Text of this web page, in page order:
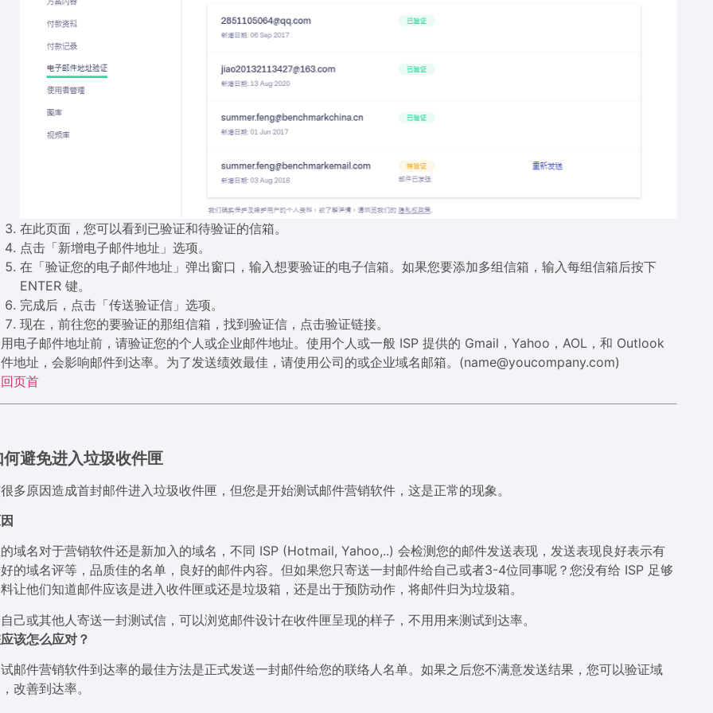
在此页面，您可以看到已验证和待验证的信箱。
点击「新增电子邮件地址」选项。
在「验证您的电子邮件地址」弹出窗口，输入想要验证的电子信箱。如果您要添加多组信箱，输入每组信箱后按下
ENTER 键。
完成后，点击「传送验证信」选项。
现在，前往您的要验证的那组信箱，找到验证信，点击验证链接。
电子邮件地址前，请验证您的个人或企业邮件地址。使用个人或一般 ISP 提供的 Gmail，Yahoo，AOL，和 Outlook
地址，会影响邮件到达率。为了发送绩效最佳，请使用公司的或企业域名邮箱。(name@youcompany.com)
页首
何避免进入垃圾收件匣
多原因造成首封邮件进入垃圾收件匣，但您是开始测试邮件营销软件，这是正常的现象。
域名对于营销软件还是新加入的域名，不同 ISP (Hotmail, Yahoo,..) 会检测您的邮件发送表现，发送表现良好表示有
的域名评等，品质佳的名单，良好的邮件内容。但如果您只寄送一封邮件给自己或者3-4位同事呢？您没有给 ISP 足够
让他们知道邮件应该是进入收件匣或还是垃圾箱，还是出于预防动作，将邮件归为垃圾箱。
己或其他人寄送一封测试信，可以浏览邮件设计在收件匣呈现的样子，不用用来测试到达率。
该怎么应对？
邮件营销软件到达率的最佳方法是正式发送一封邮件给您的联络人名单。如果之后您不满意发送结果，您可以验证域
改善到达率。